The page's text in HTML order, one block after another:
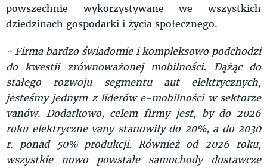
powszechnie wykorzystywane we wszystkich
dziedzinach gospodarki i życia społecznego.
- Firma bardzo świadomie i kompleksowo podchodzi
do kwestii zrównoważonej mobilności. Dążąc do
stałego rozwoju segmentu aut elektrycznych,
jesteśmy jednym z liderów e-mobilności w sektorze
vanów. Dodatkowo, celem firmy jest, by do 2026
roku elektryczne vany stanowiły do 20%, a do 2030
r. ponad 50% produkcji. Również od 2026 roku,
wszystkie nowo powstałe samochody dostawcze